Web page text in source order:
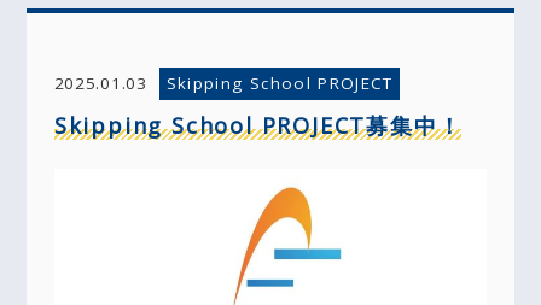
2025.01.03 Skipping School PROJECT
Skipping School PROJECT募集中！